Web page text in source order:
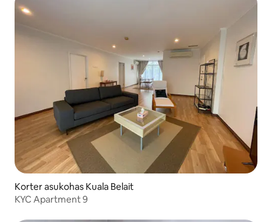
Korter asukohas Kuala Belait
KYC Apartment 9